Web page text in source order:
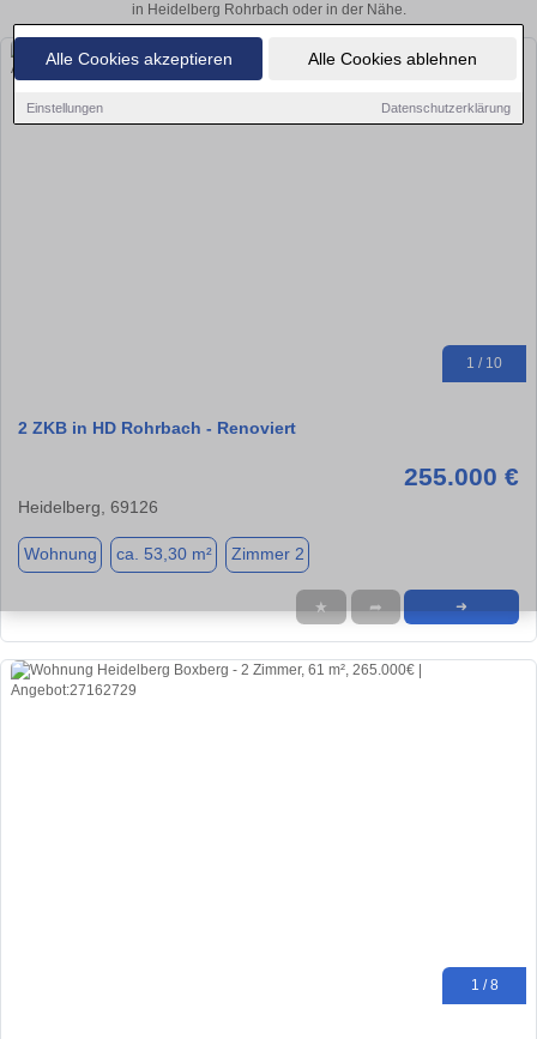
Alle Cookies akzeptieren Alle Cookies ablehnen
Einstellungen Datenschutzerklärung
in Heidelberg Rohrbach oder in der Nähe.
1 / 10
2 ZKB in HD Rohrbach - Renoviert
255.000 €
Heidelberg, 69126
Wohnung ca. 53,30 m² Zimmer 2
★ ➦ ➜
1 / 8